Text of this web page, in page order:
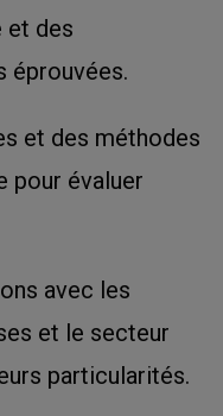
et des
éprouvées.
et des méthodes
pour évaluer
avec les
et le secteur
particularités.